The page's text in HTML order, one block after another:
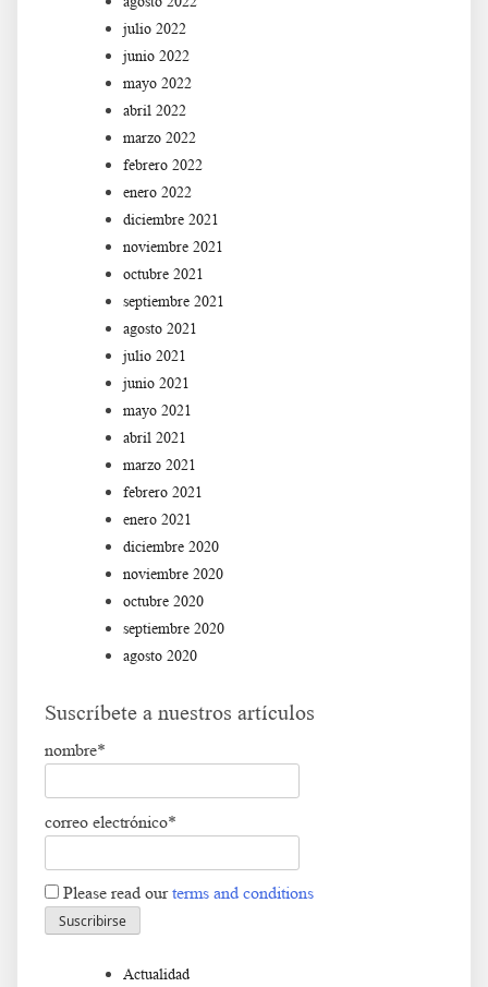
julio 2022
junio 2022
mayo 2022
abril 2022
marzo 2022
febrero 2022
enero 2022
diciembre 2021
noviembre 2021
octubre 2021
septiembre 2021
agosto 2021
julio 2021
junio 2021
mayo 2021
abril 2021
marzo 2021
febrero 2021
enero 2021
diciembre 2020
noviembre 2020
octubre 2020
septiembre 2020
agosto 2020
Suscríbete a nuestros artículos
nombre*
correo electrónico*
Please read ourterms and conditions
Actualidad